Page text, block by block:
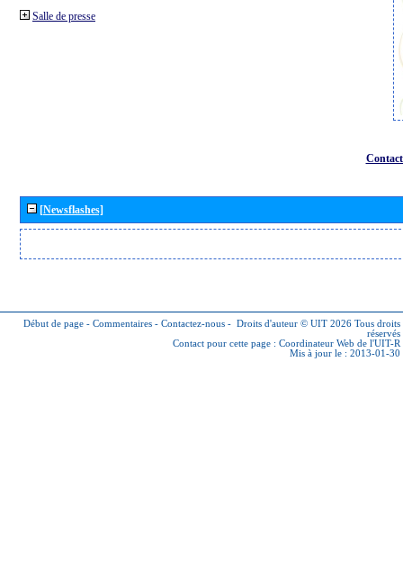
Salle de presse
[Newsflashes]
Début de page - Commentaires - Contactez-nous - Droits d'auteur © UIT 2026 Tous droits
réservés
Contact pour cette page : Coordinateur Web de l'UIT-R
Mis à jour le : 2013-01-30